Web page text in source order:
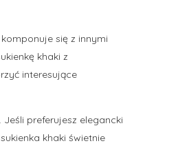
się z innymi
khaki z
interesujące
preferujesz elegancki
khaki świetnie